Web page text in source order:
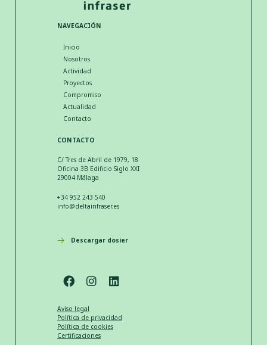
NAVEGACIÓN
Inicio
Nosotros
Actividad
Proyectos
Compromiso
Actualidad
Contacto
CONTACTO
C/ Tres de Abril de 1979, 18
Oficina 3B Edificio Siglo XXI
29004 Málaga
+34 952 243 540
info@deltainfraser.es
Descargar dosier
Aviso legal
Política de privacidad
Política de cookies
Certificaciones